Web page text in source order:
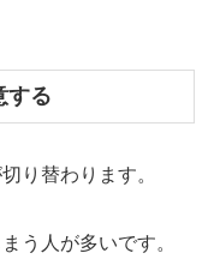
する
り替わります。
う人が多いです。